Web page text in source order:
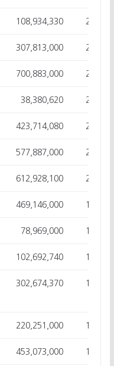
108,934,330 24
307,813,000 24
700,883,000 24
38,380,620 23
423,714,080 23
577,887,000 21
612,928,100 20
469,146,000 19
78,969,000 18
102,692,740 18
302,674,370 17
220,251,000 17
453,073,000 17